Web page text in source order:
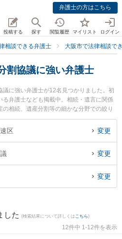
弁護士の方はこちら
投稿する 探す 閲覧履歴 マイリスト ログイン
相談できる弁護士 大阪市で法律相談で
割協議に強い弁護士
に強い弁護士が12名見つかりました。初
る弁護士なども掲載中。相続・遺言に関係
相続、遺産分割等の細かな分野での絞り
律事務所の家藤 卓也弁護士や家藤法律事
法律事務所ロイヤーズ・ハイの田中 今日太
ラブル解決の実績豊富な近くの弁護士を検
協議を法律相談できる大阪市浪速区内の
困りの相談者さんにおすすめです。
区 変更
変更
変更
した (検索結果について詳しくは こちら)
12件中 1-12件を表示